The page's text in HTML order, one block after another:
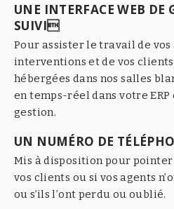
UNE INTERFACE WEB DE
SUIVI
Pour assister le travail de vos
interventions et de vos
hébergées dans nos salles
en temps-réel dans votre
gestion.
UN NUMÉRO DE
Mis à disposition pour
vos clients ou si vos agents
ou s’ils l’ont perdu ou oublié.